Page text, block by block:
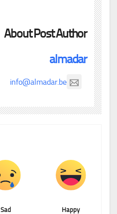
About Post Author
almadar
info@almadar.be
Happy
Sad